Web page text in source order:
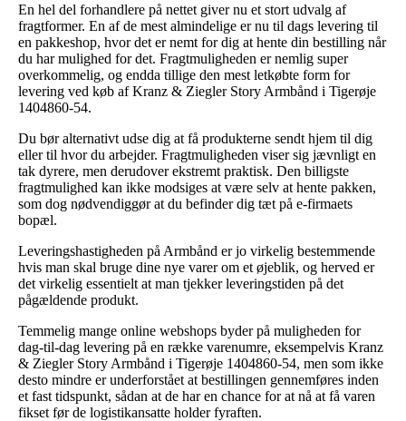
En hel del forhandlere på nettet giver nu et stort udvalg af
fragtformer. En af de mest almindelige er nu til dags levering til
en pakkeshop, hvor det er nemt for dig at hente din bestilling når
du har mulighed for det. Fragtmuligheden er nemlig super
overkommelig, og endda tillige den mest letkøbte form for
levering ved køb af Kranz & Ziegler Story Armbånd i Tigerøje
1404860-54.
Du bør alternativt udse dig at få produkterne sendt hjem til dig
eller til hvor du arbejder. Fragtmuligheden viser sig jævnligt en
tak dyrere, men derudover ekstremt praktisk. Den billigste
fragtmulighed kan ikke modsiges at være selv at hente pakken,
som dog nødvendiggør at du befinder dig tæt på e-firmaets
bopæl.
Leveringshastigheden på Armbånd er jo virkelig bestemmende
hvis man skal bruge dine nye varer om et øjeblik, og herved er
det virkelig essentielt at man tjekker leveringstiden på det
pågældende produkt.
Temmelig mange online webshops byder på muligheden for
dag-til-dag levering på en række varenumre, eksempelvis Kranz
& Ziegler Story Armbånd i Tigerøje 1404860-54, men som ikke
desto mindre er underforstået at bestillingen gennemføres inden
et fast tidspunkt, sådan at de har en chance for at nå at få varen
fikset før de logistikansatte holder fyraften.